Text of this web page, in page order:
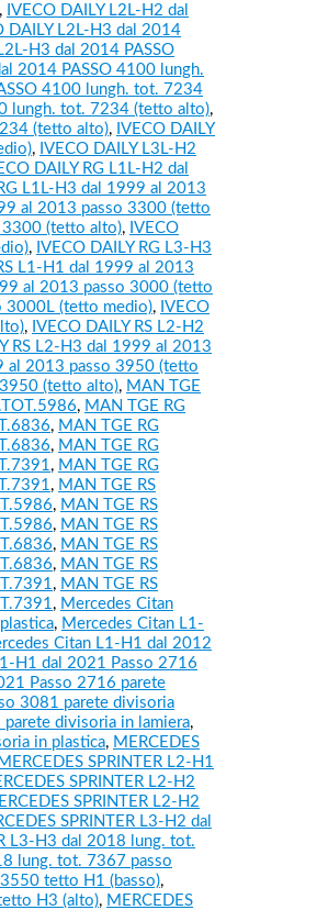
, IVECO DAILY L2L-H2 dal
DAILY L2L-H3 dal 2014
H3 dal 2014 PASSO
2014 PASSO 4100 lungh.
4100 lungh. tot. 7234
lungh. tot. 7234 (tetto alto),
(tetto alto), IVECO DAILY
, IVECO DAILY L3L-H2
DAILY RG L1L-H2 dal
L1L-H3 dal 1999 al 2013
al 2013 passo 3300 (tetto
3300 (tetto alto), IVECO
, IVECO DAILY RG L3-H3
L1-H1 dal 1999 al 2013
al 2013 passo 3000 (tetto
3000L (tetto medio), IVECO
, IVECO DAILY RS L2-H2
RS L2-H3 dal 1999 al 2013
al 2013 passo 3950 (tetto
(tetto alto), MAN TGE
, MAN TGE RG
, MAN TGE RG
, MAN TGE RG
, MAN TGE RG
, MAN TGE RS
, MAN TGE RS
, MAN TGE RS
, MAN TGE RS
, MAN TGE RS
, MAN TGE RS
, Mercedes Citan
, Mercedes Citan L1-
Citan L1-H1 dal 2012
H1 dal 2021 Passo 2716
Passo 2716 parete
3081 parete divisoria
divisoria in lamiera,
in plastica, MERCEDES
MERCEDES SPRINTER L2-H1
SPRINTER L2-H2
SPRINTER L2-H2
SPRINTER L3-H2 dal
L3-H3 dal 2018 lung. tot.
lung. tot. 7367 passo
3550 tetto H1 (basso),
H3 (alto), MERCEDES